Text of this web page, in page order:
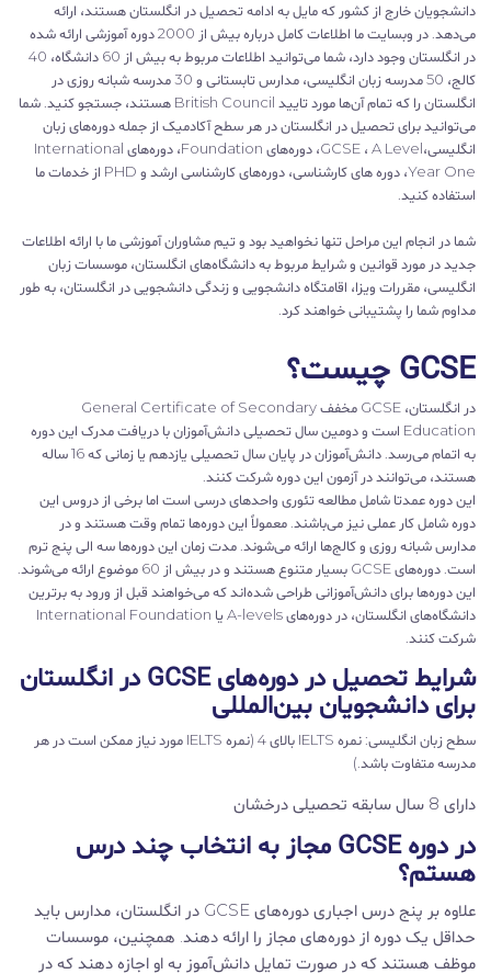
دانشجویان خارج از کشور که مایل به ادامه تحصیل در انگلستان هستند، ارائه
می‌دهد. در وبسایت ما اطلاعات کامل درباره بیش از 2000 دوره آموزشی ارائه شده
در انگلستان وجود دارد، شما می‌توانید اطلاعات مربوط به بیش از 60 دانشگاه، 40
کالج، 50 مدرسه زبان انگلیسی، مدارس تابستانی و 30 مدرسه شبانه روزی در
انگلستان را که تمام آن‌ها مورد تایید British Council هستند، جستجو کنید. شما
می‌توانید برای تحصیل در انگلستان در هر سطح آکادمیک از جمله دوره‌های زبان
انگلیسی،GCSE ، A Level، دوره‌های Foundation، دوره‌های International
Year One، دوره های کارشناسی، دوره‌های کارشناسی ارشد و PHD از خدمات ما
استفاده کنید.
شما در انجام این مراحل تنها نخواهید بود و تیم مشاوران آموزشی ما با ارائه اطلاعات
جدید در مورد قوانین و شرایط مربوط به دانشگاه‌های انگلستان، موسسات زبان
انگلیسی، مقررات ویزا، اقامتگاه دانشجویی و زندگی دانشجویی در انگلستان، به طور
مداوم شما را پشتیبانی خواهند کرد.
GCSE چیست؟
در انگلستان، GCSE مخفف General Certificate of Secondary
Education است و دومین سال تحصیلی دانش‌آموزان با دریافت مدرک این دوره
به اتمام می‌رسد. دانش‌آموزان در پایان سال تحصیلی یازدهم یا زمانی که 16 ساله
هستند، می‌توانند در آزمون این دوره شرکت کنند.
این دوره عمدتا شامل مطالعه تئوری واحدهای درسی است اما برخی از دروس این
دوره شامل کار عملی نیز می‌باشند. معمولاً این دوره‌ها تمام وقت هستند و در
مدارس شبانه روزی و کالج‌ها ارائه می‌شوند. مدت زمان این دوره‌ها سه الی پنج ترم
است. دوره‌های GCSE بسیار متنوع هستند و در بیش از 60 موضوع ارائه می‌شوند.
این دوره‌ها برای دانش‌آموزانی طراحی شده‌اند که می‌خواهند قبل از ورود به برترین
دانشگاه‌های انگلستان، در دوره‌های A-levels یا International Foundation
شرکت کنند.
شرایط تحصیل در دوره‌های GCSE در انگلستان
برای دانشجویان بین‌المللی
سطح زبان انگلیسی:
نمره IELTS بالای 4 (نمره IELTS مورد نیاز ممکن است در هر
مدرسه متفاوت باشد.)
دارای 8 سال سابقه تحصیلی درخشان
در دوره GCSE مجاز به انتخاب چند درس
هستم؟
علاوه بر پنج درس اجباری دوره‌های GCSE در انگلستان، مدارس باید
حداقل یک دوره از دوره‌های مجاز را ارائه دهند. همچنین، موسسات
موظف هستند که در صورت تمایل دانش‌آموز به او اجازه دهند که در